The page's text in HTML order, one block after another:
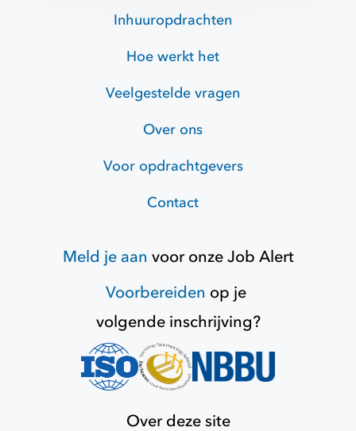
Inhuuropdrachten
Hoe werkt het
Veelgestelde vragen
Over ons
Voor opdrachtgevers
Contact
Meld je aan voor onzeJob Alert
Voorbereiden op je
volgende inschrijving?
Over deze site